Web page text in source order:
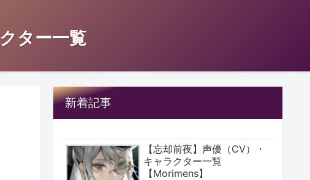
ター一覧
新着記事
【忘却前夜】声優（CV）・
キャラクター一覧
【Morimens】